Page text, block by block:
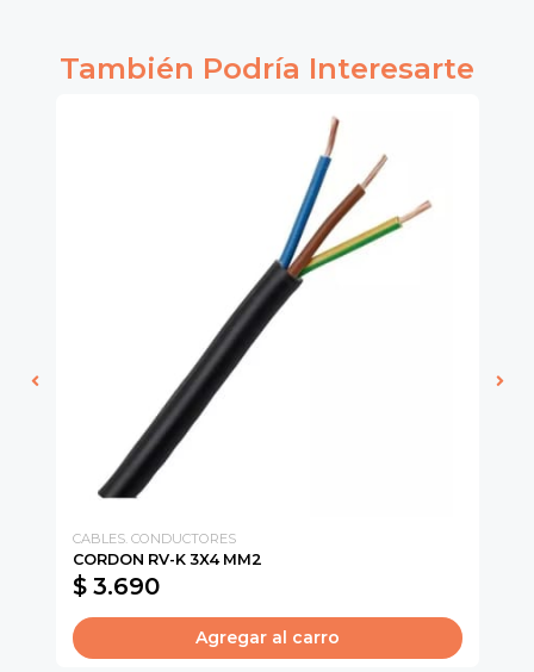
También Podría Interesarte
CABLES. CONDUCTORES
CORDON RV-K 3X4 MM2
$ 3.690
Agregar al carro